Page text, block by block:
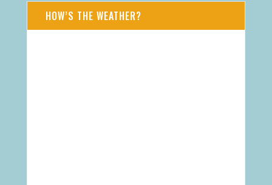
HOW’S THE WEATHER?